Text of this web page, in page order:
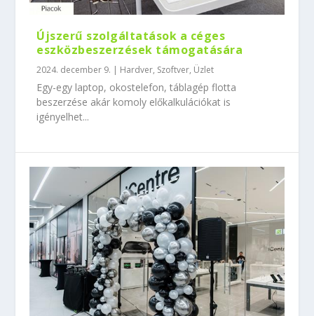
Újszerű szolgáltatások a céges
eszközbeszerzések támogatására
2024. december 9. | Hardver, Szoftver, Üzlet
Egy-egy laptop, okostelefon, táblagép flotta
beszerzése akár komoly előkalkulációkat is
igényelhet...